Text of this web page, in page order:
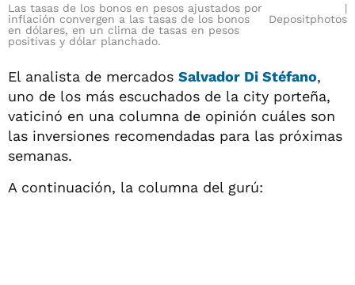
Las tasas de los bonos en pesos ajustados por
inflación convergen a las tasas de los bonos
en dólares, en un clima de tasas en pesos
positivas y dólar planchado.
Depositphotos
El analista de mercados Salvador Di Stéfano,
uno de los más escuchados de la city porteña,
vaticinó en una columna de opinión cuáles son
las inversiones recomendadas para las próximas
semanas.
A continuación, la columna del gurú: